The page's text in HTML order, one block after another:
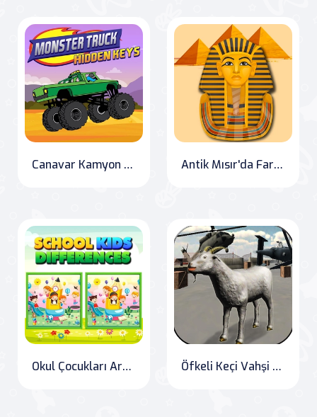
Canavar Kamyon Gizli Anahtarlar Antik Mısır'da Farkları Bul
Okul Çocukları Arasındaki Farklar Öfkeli Keçi Vahşi Hayvan Saldırısı Oyunu 2020